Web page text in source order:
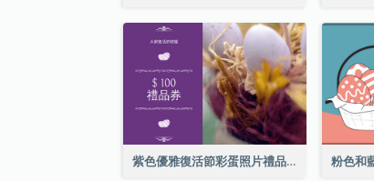
紫色優雅復活節彩蛋照片禮品卡